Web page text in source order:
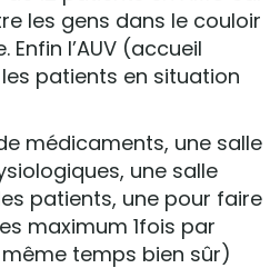
les gens dans le couloir
l’AUV (accueil
patients en situation
médicaments, une salle
une salle
patients, une pour faire
maximum 1fois par
temps bien sûr)